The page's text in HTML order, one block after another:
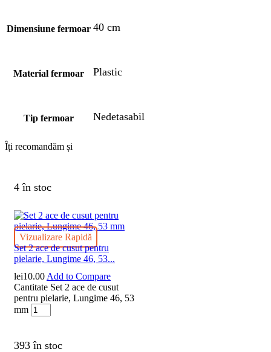
Dimensiune fermoar 40 cm
Material fermoar Plastic
Tip fermoar Nedetasabil
Îți recomandăm și
4 în stoc
Vizualizare Rapidă
Set 2 ace de cusut pentru
pielarie, Lungime 46, 53...
lei10.00Add to Compare
Cantitate Set 2 ace de cusut
pentru pielarie, Lungime 46, 53
mm
393 în stoc